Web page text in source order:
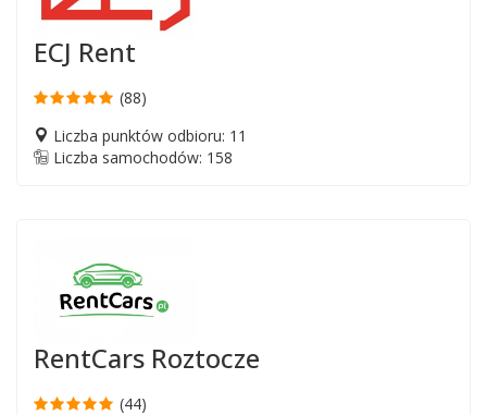
ECJ Rent
(88)
Liczba punktów odbioru: 11
Liczba samochodów: 158
RentCars Roztocze
(44)